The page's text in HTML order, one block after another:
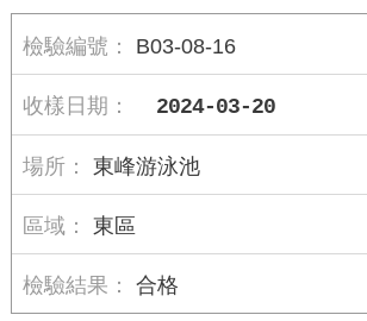
B03-08-16
2024-03-20
東峰游泳池
東區
合格